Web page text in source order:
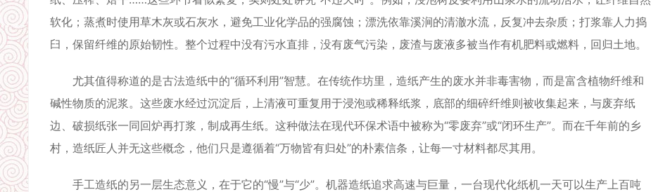
软化；蒸煮时使用草木灰或石灰水，避免工业化学品的强腐蚀；漂洗依靠溪涧的清澈水流，反复冲去杂质；打浆靠人力捣
臼，保留纤维的原始韧性。整个过程中没有污水直排，没有废气污染，废渣与废液多被当作有机肥料或燃料，回归土地。
尤其值得称道的是古法造纸中的“循环利用”智慧。在传统作坊里，造纸产生的废水并非毒害物，而是富含植物纤维和
碱性物质的泥浆。这些废水经过沉淀后，上清液可重复用于浸泡或稀释纸浆，底部的细碎纤维则被收集起来，与废弃纸
边、破损纸张一同回炉再打浆，制成再生纸。这种做法在现代环保术语中被称为“零废弃”或“闭环生产”。而在千年前的乡
村，造纸匠人并无这些概念，他们只是遵循着“万物皆有归处”的朴素信条，让每一寸材料都尽其用。
手工造纸的另一层生态意义，在于它的“慢”与“少”。机器造纸追求高速与巨量，一台现代化纸机一天可以生产上百吨